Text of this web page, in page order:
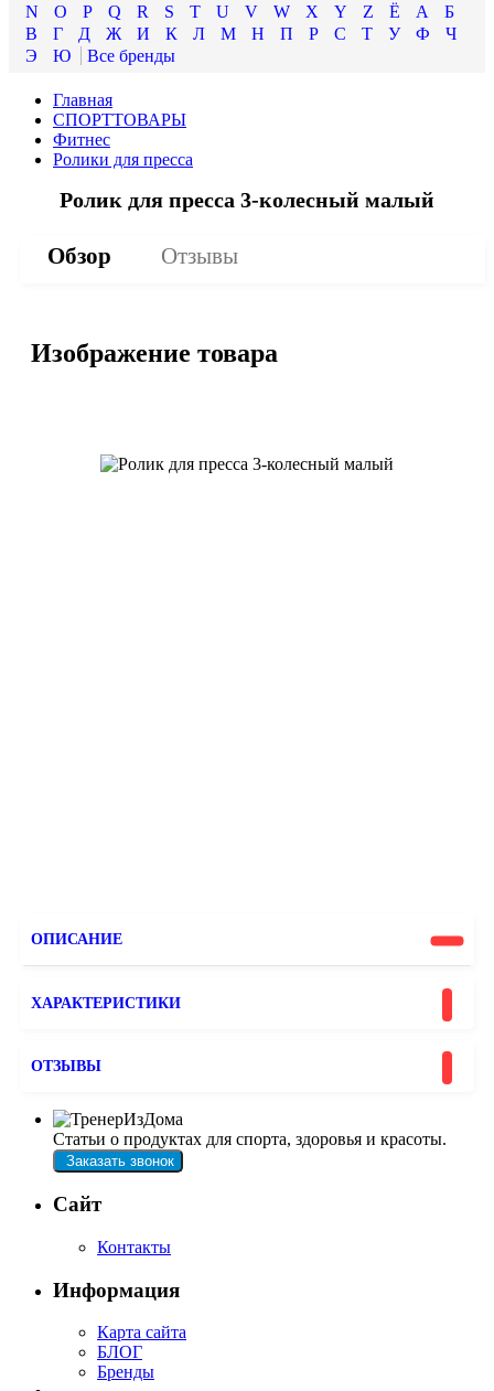
N
O P Q R S T U V W X Y Z Ё А
Б
В
Г Д Ж И К Л М Н П Р С Т У Ф
Ч
Э
Ю
Главная
СПОРТТОВАРЫ
Фитнес
Ролики для пресса
Ролик для пресса 3-колесный малый
Обзор Отзывы
Изображение товара
ОПИСАНИЕ
ХАРАКТЕРИСТИКИ
ОТЗЫВЫ
Статьи о продуктах для спорта, здоровья и красоты.
Заказать звонок
Сайт
Контакты
Информация
Карта сайта
БЛОГ
Бренды